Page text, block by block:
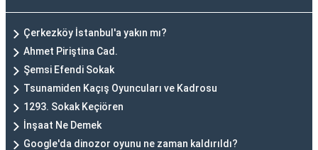
Çerkezköy İstanbul'a yakın mı?
Ahmet Piriştina Cad.
Şemsi Efendi Sokak
Tsunamiden Kaçış Oyuncuları ve Kadrosu
1293. Sokak Keçiören
İnşaat Ne Demek
Google'da dinozor oyunu ne zaman kaldırıldı?